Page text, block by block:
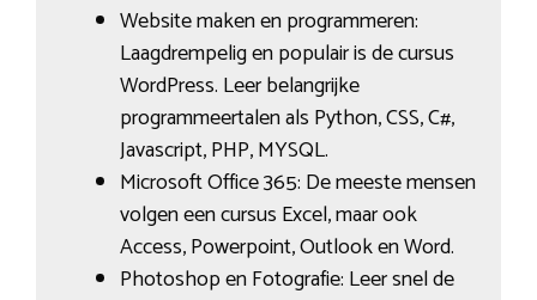
Website maken en programmeren:
Laagdrempelig en populair is de cursus
WordPress. Leer belangrijke
programmeertalen als Python, CSS, C#,
Javascript, PHP, MYSQL.
Microsoft Office 365: De meeste mensen
volgen een cursus Excel, maar ook
Access, Powerpoint, Outlook en Word.
Photoshop en Fotografie: Leer snel de